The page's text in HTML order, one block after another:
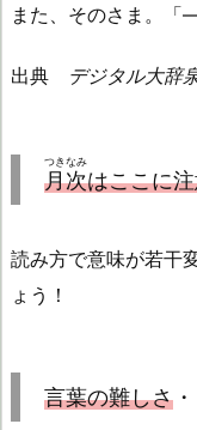
また、そのさま。「
出典 デジタル大辞
月次
つきなみ
はここに
読み方で意味が若干
ょう！
言葉の難しさ